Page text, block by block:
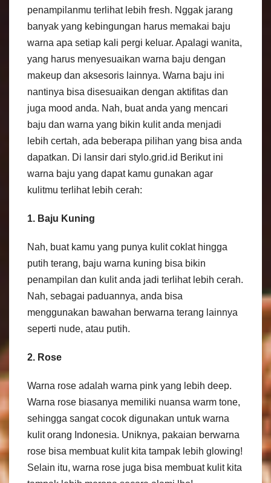
penampilanmu terlihat lebih fresh. Nggak jarang
banyak yang kebingungan harus memakai baju
warna apa setiap kali pergi keluar. Apalagi wanita,
yang harus menyesuaikan warna baju dengan
makeup dan aksesoris lainnya. Warna baju ini
nantinya bisa disesuaikan dengan aktifitas dan
juga mood anda. Nah, buat anda yang mencari
baju dan warna yang bikin kulit anda menjadi
lebih certah, ada beberapa pilihan yang bisa anda
dapatkan. Di lansir dari stylo.grid.id Berikut ini
warna baju yang dapat kamu gunakan agar
kulitmu terlihat lebih cerah:
1. Baju Kuning
Nah, buat kamu yang punya kulit coklat hingga
putih terang, baju warna kuning bisa bikin
penampilan dan kulit anda jadi terlihat lebih cerah.
Nah, sebagai paduannya, anda bisa
menggunakan bawahan berwarna terang lainnya
seperti nude, atau putih.
2. Rose
Warna rose adalah warna pink yang lebih deep.
Warna rose biasanya memiliki nuansa warm tone,
sehingga sangat cocok digunakan untuk warna
kulit orang Indonesia. Uniknya, pakaian berwarna
rose bisa membuat kulit kita tampak lebih glowing!
Selain itu, warna rose juga bisa membuat kulit kita